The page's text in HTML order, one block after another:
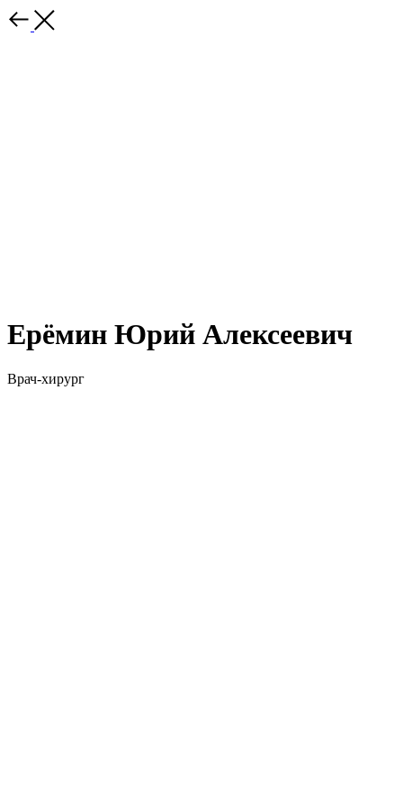
Ерёмин Юрий Алексеевич
Врач-хирург